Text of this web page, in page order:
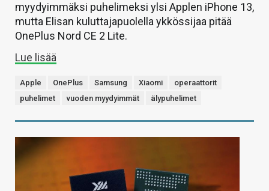
myydyimmäksi puhelimeksi ylsi Applen iPhone 13,
mutta Elisan kuluttajapuolella ykkössijaa pitää
OnePlus Nord CE 2 Lite.
Lue lisää
Apple OnePlus Samsung Xiaomi
operaattorit
puhelimet
vuoden myydyimmät älypuhelimet